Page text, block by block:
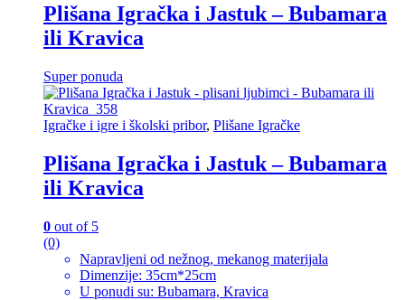
Plišana Igračka i Jastuk – Bubamara
ili Kravica
Super ponuda
Igračke i igre i školski pribor, Plišane Igračke
Plišana Igračka i Jastuk – Bubamara
ili Kravica
0 out of 5
(0)
Napravljeni od nežnog, mekanog materijala
Dimenzije: 35cm*25cm
U ponudi su: Bubamara, Kravica